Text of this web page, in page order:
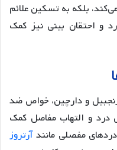
بلکه به تسکین علائم
و احتقان بینی نیز کمک
زنجبیل و دارچین، خواص ضد
درد و التهاب مفاصل کمک
مفصلی مانندآرتروز